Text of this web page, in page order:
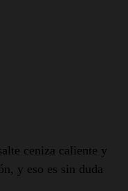
ceniza caliente y
y eso es sin duda